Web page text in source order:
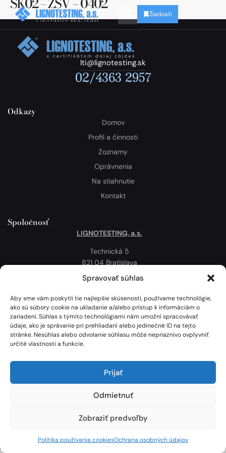
Spravovať súhlas
Aby sme vám poskytli tie najlepšie skúsenosti, používame technológie,
ako sú súbory cookie na ukladanie a/alebo prístup k informáciám o
zariadení. Súhlas s týmito technológiami nám umožní spracovávať
údaje, ako je správanie pri prehliadaní alebo jedinečné ID na tejto
stránke. Nesúhlas alebo odvolanie súhlasu môže nepriaznivo ovplyvniť
určité vlastnosti a funkcie.
Prijať
Odmietnuť
Zobraziť predvoľby
Politika používania cookiesOchrana osobných údajov
Žiadosti
lti@lignotesting.sk
02/4363 2957
Odkazy
Domov
Profil a činnosti
Zoznamy
Oprávnenia
Na stiahnutie
Kontakt
Spoločnosť
LIGNOTESTING, a.s.
Technická 5
821 04 Bratislava
Slovenská republika
Politika používania cookies
Mapa
Lignotesting, a. s. © 2024 | Všetky práva vyhradené. | Vytvoril: Marek Heinfarth.